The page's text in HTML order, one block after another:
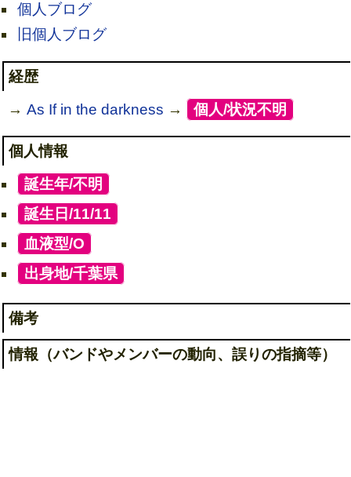
個人ブログ
旧個人ブログ
経歴
→As If in the darkness → [個人/状況不明
個人情報
誕生年/不明
誕生日/11/11
血液型/O
出身地/千葉県]
備考
情報（バンドやメンバーの動向、誤りの指摘等）